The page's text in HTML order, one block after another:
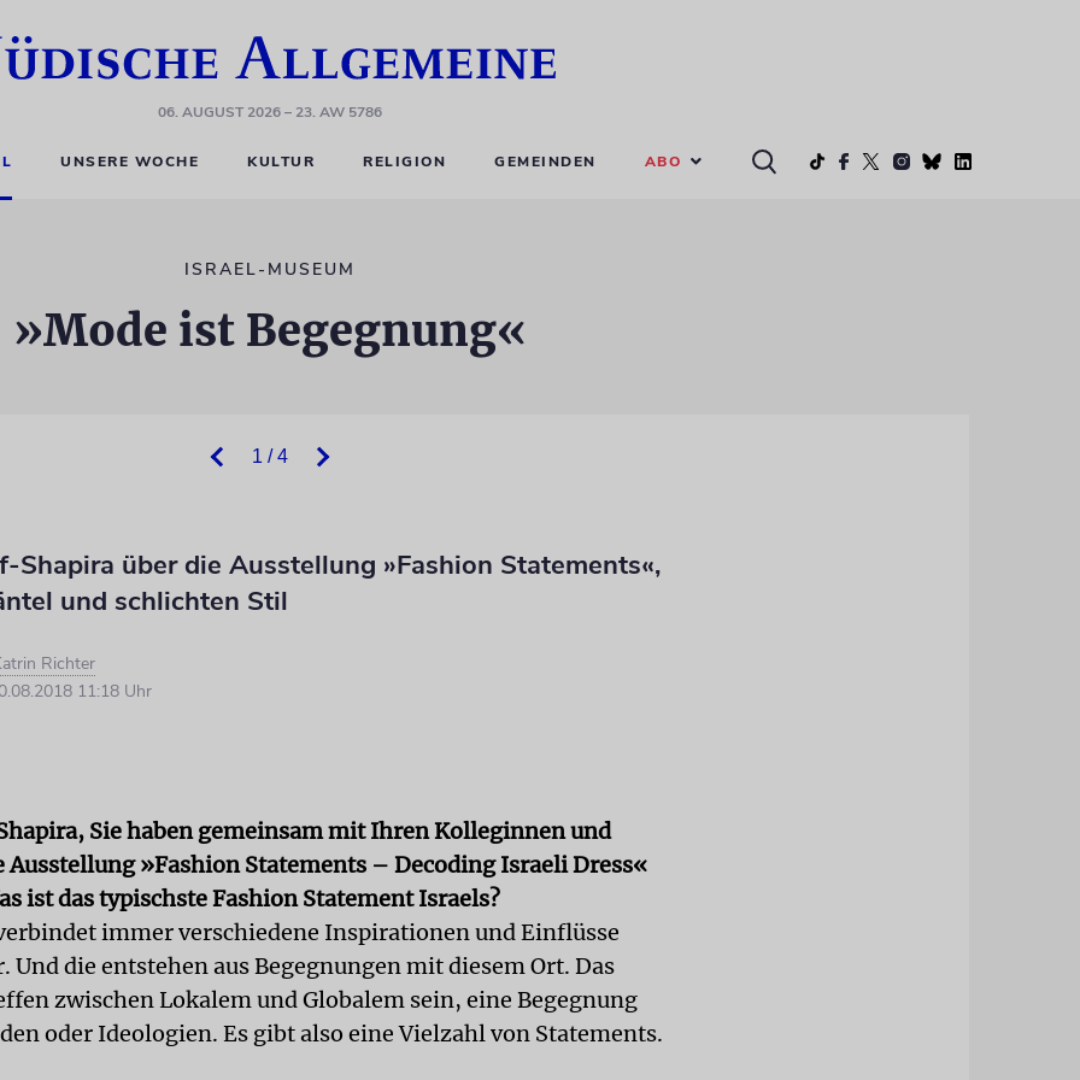
06. AUGUST 2026– 23. AW 5786
UNSERE WOCHE KULTUR RELIGION GEMEINDEN ABO
ISRAEL-MUSEUM
»Mode ist Begegnung«
1 / 4
Shapira über die Ausstellung »Fashion Statements«,
und schlichten Stil
Richter
11:18 Uhr
Sie haben gemeinsam mit Ihren Kolleginnen und
Ausstellung »Fashion Statements – Decoding Israeli Dress«
ist das typischste Fashion Statement Israels?
immer verschiedene Inspirationen und Einflüsse
Und die entstehen aus Begegnungen mit diesem Ort. Das
zwischen Lokalem und Globalem sein, eine Begegnung
oder Ideologien. Es gibt also eine Vielzahl von Statements.